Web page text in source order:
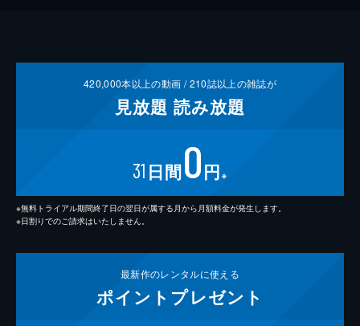
420,000本以上の動画 /210誌以上の雑誌が
見放題 読み放題
31 日間0円 ※
※無料トライアル期間終了日の翌日が属する月から月額料金が発生します。
※日割りでのご請求はいたしません。
最新作のレンタルに使える
ポイント プレゼント